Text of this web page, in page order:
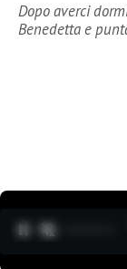
Dopo averci
Benedetta e